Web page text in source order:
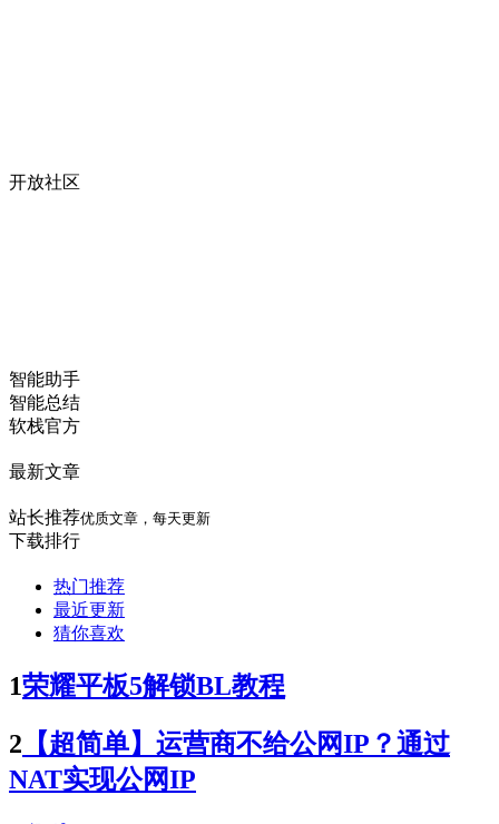
开放社区
智能助手
智能总结
软栈官方
最新文章
站长推荐优质文章，每天更新
下载排行
热门推荐
最近更新
猜你喜欢
1荣耀平板5解锁BL教程
2 【超简单】运营商不给公网IP？通过
NAT实现公网IP